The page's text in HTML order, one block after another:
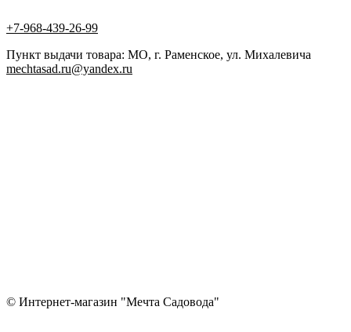
+7-968-439-26-99
Пункт выдачи товара: МО, г. Раменское, ул. Михалевича
mechtasad.ru@yandex.ru
© Интернет-магазин "Мечта Садовода"